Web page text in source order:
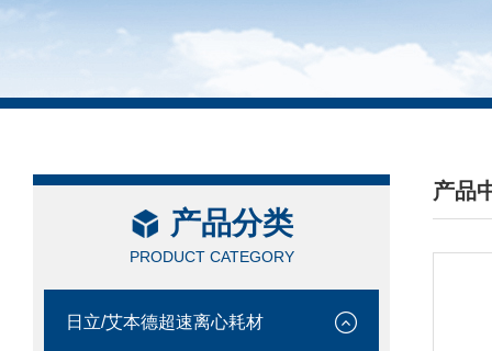
产品分类
PRODUCT CATEGORY
日立/艾本德超速离心耗材
产品
/